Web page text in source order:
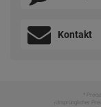
Kontakt
*
Ursprünglicher